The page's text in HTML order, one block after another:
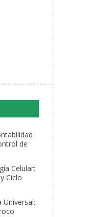
de
Celular:
Ciclo